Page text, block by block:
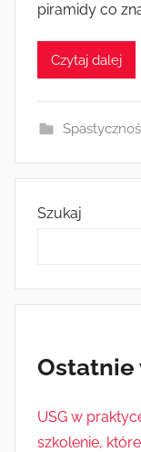
piramidy co
Czytaj dalej
Szukaj
Ostatnie
USG w
szkolenie,